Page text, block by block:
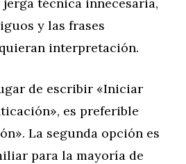
y las frases
interpretación.
de escribir «Iniciar
es preferible
La segunda opción es
para la mayoría de